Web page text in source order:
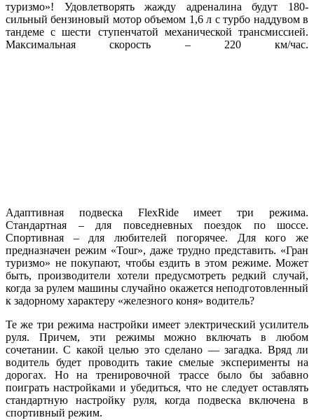
туризмо»! Удовлетворять жажду адреналина будут 180-
сильный бензиновый мотор объемом 1,6 л с турбо наддувом в
тандеме с шести ступенчатой механической трансмиссией.
Максимальная скорость – 220 км/час.
Адаптивная подвеска FlexRide имеет три режима.
Стандартная – для повседневных поездок по шоссе.
Спортивная – для любителей погорячее. Для кого же
предназначен режим «Tour», даже трудно представить. «Гран
туризмо» не покупают, чтобы ездить в этом режиме. Может
быть, производители хотели предусмотреть редкий случай,
когда за рулем машины случайно окажется неподготовленный
к задорному характеру «железного коня» водитель?
Те же три режима настройки имеет электрический усилитель
руля. Причем, эти режимы можно включать в любом
сочетании. С какой целью это сделано — загадка. Вряд ли
водитель будет проводить такие смелые эксперименты на
дорогах. Но на тренировочной трассе было бы забавно
поиграть настройками и убедиться, что не следует оставлять
стандартную настройку руля, когда подвеска включена в
спортивный режим.